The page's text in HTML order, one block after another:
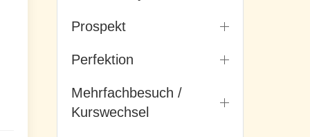
Prospekt
Perfektion
Mehrfachbesuch /
Kurswechsel